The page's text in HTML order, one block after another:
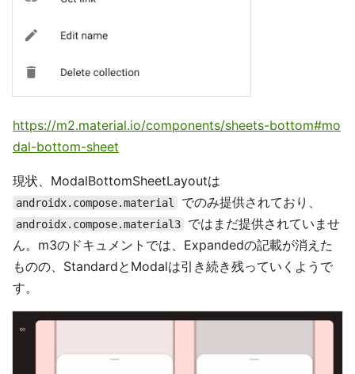
https://m2.material.io/components/sheets-bottom#mo
dal-bottom-sheet
現状、ModalBottomSheetLayoutは
androidx.compose.material でのみ提供されており、
androidx.compose.material3
ではまだ提供されていませ
ん。m3のドキュメントでは、Expandedの記載が消えた
ものの、StandardとModalは引き続き残っていくようで
す。